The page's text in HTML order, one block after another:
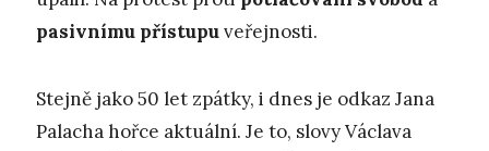
pasivnímu přístupuveřejnosti.
Stejně jako 50 let zpátky, i dnes je odkaz Jana
Palacha hořce aktuální. Je to, slovy Václava